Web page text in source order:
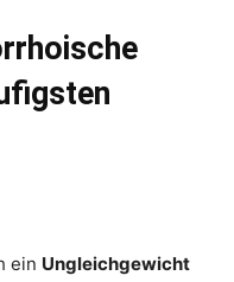
ein Ungleichgewicht